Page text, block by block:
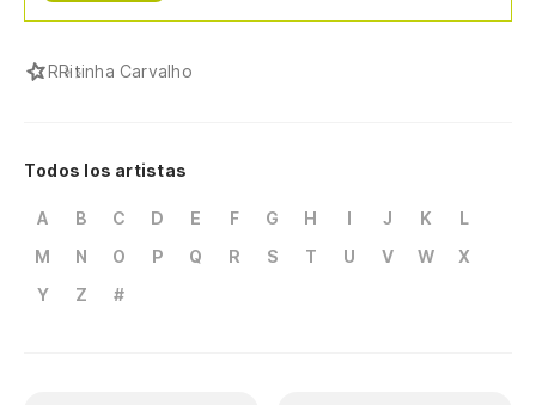
RRitinha Carvalho
Todos los artistas
A B C D E F G H I J K
L
M
N O P Q R S T U V W
X
Y
Z #